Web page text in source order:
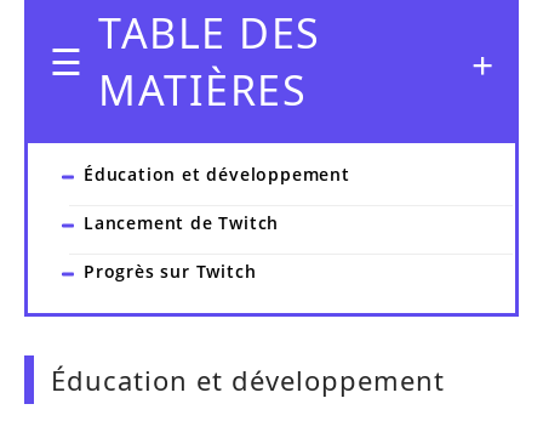
TABLE DES
MATIÈRES
Éducation et développement
Lancement de Twitch
Progrès sur Twitch
Éducation et développement